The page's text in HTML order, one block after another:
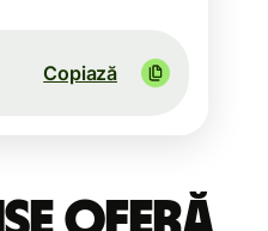
Copiază